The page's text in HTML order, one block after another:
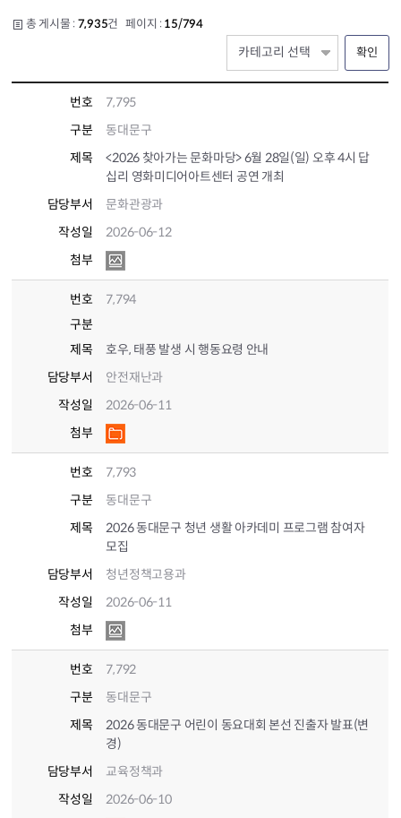
총 게시물 : 7,935건 페이지 : 15/794
확인
번호
7,795
구분
동대문구
제목
<2026 찾아가는 문화마당> 6월 28일(일) 오후 4시 답
십리 영화미디어아트센터 공연 개최
담당부서
문화관광과
작성일
2026-06-12
첨부
번호
7,794
구분
제목
호우, 태풍 발생 시 행동요령 안내
담당부서
안전재난과
작성일
2026-06-11
첨부
번호
7,793
구분
동대문구
제목
2026 동대문구 청년 생활 아카데미 프로그램 참여자
모집
담당부서
청년정책고용과
작성일
2026-06-11
첨부
번호
7,792
구분
동대문구
제목
2026 동대문구 어린이 동요대회 본선 진출자 발표(변
경)
담당부서
교육정책과
작성일
2026-06-10